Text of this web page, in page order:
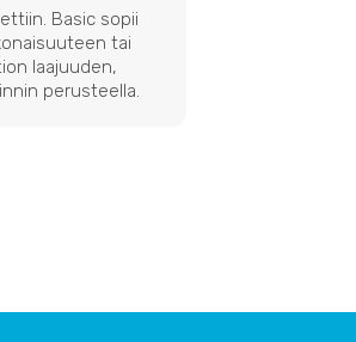
Basic sopii
tai
laajuuden,
perusteella.